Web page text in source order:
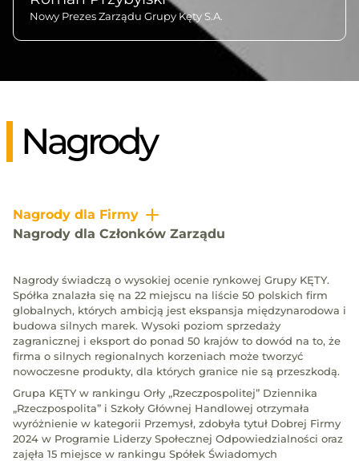
Nowy Prezes Zarządu Grupy Kęty S.A.
Nagrody
Nagrody dla Firmy
Nagrody dla Członków Zarządu
Nagrody świadczą o wysokiej ocenie rynkowej Grupy KĘTY.
Spółka znalazła się na 22 miejscu na liście 50 polskich firm
globalnych, których ambicją jest ekspansja międzynarodowa i
budowa silnych marek. Wysoki poziom sprzedaży
zagranicznej i eksport do ponad 50 krajów to dowód na to, że
firma o silnych regionalnych korzeniach może tworzyć
nowoczesne produkty, dla których granice nie są przeszkodą.
Grupa KĘTY w rankingu Orły „Rzeczpospolitej” Dziennika
„Rzeczpospolita” i Szkoły Głównej Handlowej otrzymała
wyróżnienie w kategorii Przemysł, zdobyła tytuł Dobrej Firmy
2024 w Programie Liderzy Społecznej Odpowiedzialności oraz
zajęła 15 miejsce w rankingu Spółek Świadomych